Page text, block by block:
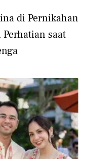
di Pernikahan
saat